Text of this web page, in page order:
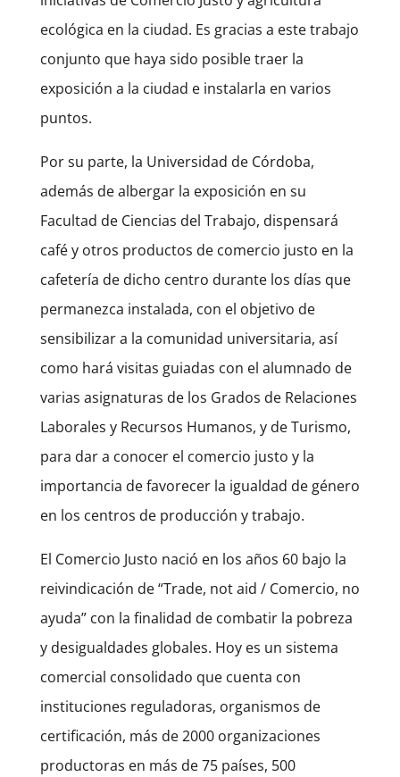
ecológica en la ciudad. Es gracias a este trabajo
conjunto que haya sido posible traer la
exposición a la ciudad e instalarla en varios
puntos.
Por su parte, la Universidad de Córdoba,
además de albergar la exposición en su
Facultad de Ciencias del Trabajo, dispensará
café y otros productos de comercio justo en la
cafetería de dicho centro durante los días que
permanezca instalada, con el objetivo de
sensibilizar a la comunidad universitaria, así
como hará visitas guiadas con el alumnado de
varias asignaturas de los Grados de Relaciones
Laborales y Recursos Humanos, y de Turismo,
para dar a conocer el comercio justo y la
importancia de favorecer la igualdad de género
en los centros de producción y trabajo.
El Comercio Justo nació en los años 60 bajo la
reivindicación de “Trade, not aid / Comercio, no
ayuda” con la finalidad de combatir la pobreza
y desigualdades globales. Hoy es un sistema
comercial consolidado que cuenta con
instituciones reguladoras, organismos de
certificación, más de 2000 organizaciones
productoras en más de 75 países, 500